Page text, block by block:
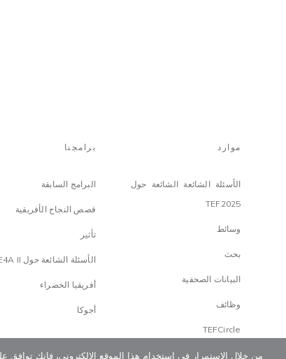
برامجنا
البرامج السابقة
قصص النجاح الأفريقية
تأثير
الأسئلة الشائعة حول WE4A II
أفريقيا الخضراء
أجوكا
موارد
الأسئلة الشائعة الشائعة حول
TEF2025
وسائط
بحث
البيانات الصحفية
وظائف
TEFCircle
من خلال الاستمرار في استخدام هذا الموقع الإلكتروني، فإنك